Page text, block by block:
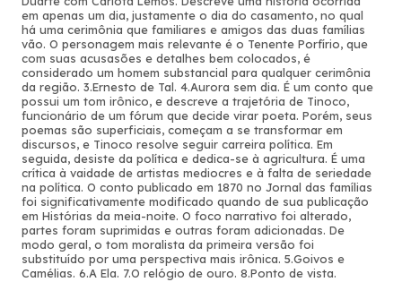
em apenas um dia, justamente o dia do casamento, no qual
há uma cerimônia que familiares e amigos das duas famílias
vão. O personagem mais relevante é o Tenente Porfírio, que
com suas acusasões e detalhes bem colocados, é
considerado um homem substancial para qualquer cerimônia
da região. 3.Ernesto de Tal. 4.Aurora sem dia. É um conto que
possui um tom irônico, e descreve a trajetória de Tinoco,
funcionário de um fórum que decide virar poeta. Porém, seus
poemas são superficiais, começam a se transformar em
discursos, e Tinoco resolve seguir carreira política. Em
seguida, desiste da política e dedica-se à agricultura. É uma
crítica à vaidade de artistas mediocres e à falta de seriedade
na política. O conto publicado em 1870 no Jornal das famílias
foi significativamente modificado quando de sua publicação
em Histórias da meia-noite. O foco narrativo foi alterado,
partes foram suprimidas e outras foram adicionadas. De
modo geral, o tom moralista da primeira versão foi
substituído por uma perspectiva mais irônica. 5.Goivos e
Camélias. 6.A Ela. 7.O relógio de ouro. 8.Ponto de vista.